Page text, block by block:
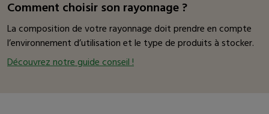
Comment choisir son rayonnage ?
La composition de votre rayonnage doit prendre en compte
l’environnement d’utilisation et le type de produits à stocker.
Découvrez notre guide conseil !